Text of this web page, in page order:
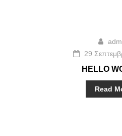
29
HELLO
Read